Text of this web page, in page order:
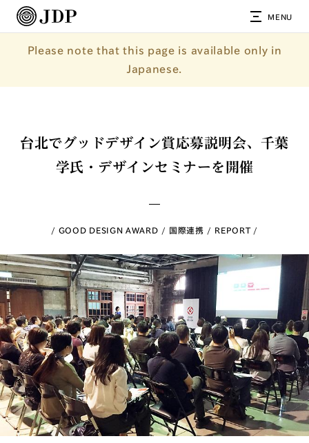
MENU
Please note that this page is available only in
Japanese.
台北でグッドデザイン賞応募説明会、千葉
学氏・デザインセミナーを開催
GOOD DESIGN AWARD 国際連携 REPORT